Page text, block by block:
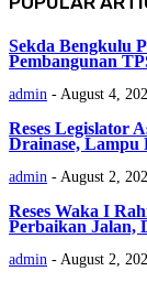
Sekda Bengkulu
Pembangunan
admin - August 4,
Reses Legislator
Drainase, Lampu
admin - August 2,
Reses Waka I
Perbaikan Jalan,
admin - August 2,